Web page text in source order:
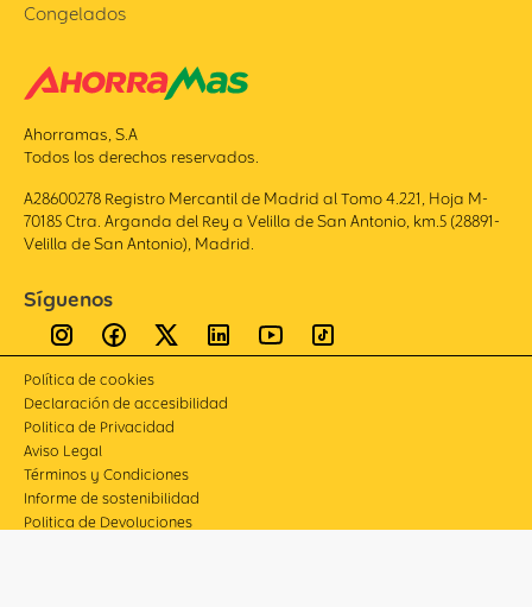
Congelados
Ahorramas, S.A
Todos los derechos reservados.
A28600278 Registro Mercantil de Madrid al Tomo 4.221, Hoja M-
70185 Ctra. Arganda del Rey a Velilla de San Antonio, km.5 (28891-
Velilla de San Antonio), Madrid.
Síguenos
Política de cookies
Declaración de accesibilidad
Politica de Privacidad
Aviso Legal
Términos y Condiciones
Informe de sostenibilidad
Politica de Devoluciones